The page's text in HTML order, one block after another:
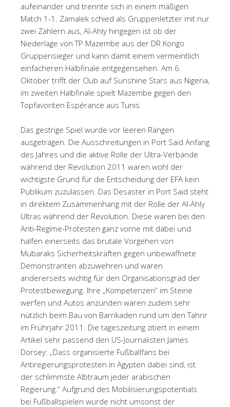
aufeinander und trennte sich in einem mäßigen
Match 1-1. Zamalek schied als Gruppenletzter mit nur
zwei Zählern aus, Al-Ahly hingegen ist ob der
Niederlage von TP Mazembe aus der DR Kongo
Gruppensieger und kann damit einem vermeintlich
einfacheren Halbfinale entgegensehen. Am 6.
Oktober trifft der Club auf Sunshine Stars aus Nigeria,
im zweiten Halbfinale spielt Mazembe gegen den
Topfavoriten Espérance aus Tunis.
Das gestrige Spiel wurde vor leeren Rängen
ausgetragen. Die Ausschreitungen in Port Said Anfang
des Jahres und die aktive Rolle der Ultra-Verbände
während der Revolution 2011 waren wohl der
wichtigste Grund für die Entscheidung der EFA kein
Publikum zuzulassen. Das Desaster in Port Said steht
in direktem Zusammenhang mit der Rolle der Al-Ahly
Ultras während der Revolution. Diese waren bei den
Anti-Regime-Protesten ganz vorne mit dabei und
halfen einerseits das brutale Vorgehen von
Mubaraks Sicherheitskräften gegen unbewaffnete
Demonstranten abzuwehren und waren
andererseits wichtig für den Organisationsgrad der
Protestbewegung. Ihre „Kompetenzen“ im Steine
werfen und Autos anzünden waren zudem sehr
nützlich beim Bau von Barrikaden rund um den Tahrir
im Frührjahr 2011. Die tageszeitung zitiert in einem
Artikel sehr passend den US-Journalisten James
Dorsey: „Dass organisierte Fußballfans bei
Antiregierungsprotesten in Ägypten dabei sind, ist
der schlimmste Albtraum jeder arabischen
Regierung.“ Aufgrund des Mobilisierungspotentials
bei Fußballspielen wurde nicht umsonst der